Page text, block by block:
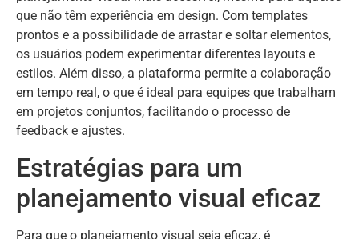
que não têm experiência em design. Com templates
prontos e a possibilidade de arrastar e soltar elementos,
os usuários podem experimentar diferentes layouts e
estilos. Além disso, a plataforma permite a colaboração
em tempo real, o que é ideal para equipes que trabalham
em projetos conjuntos, facilitando o processo de
feedback e ajustes.
Estratégias para um
planejamento visual eficaz
Para que o planejamento visual seja eficaz, é